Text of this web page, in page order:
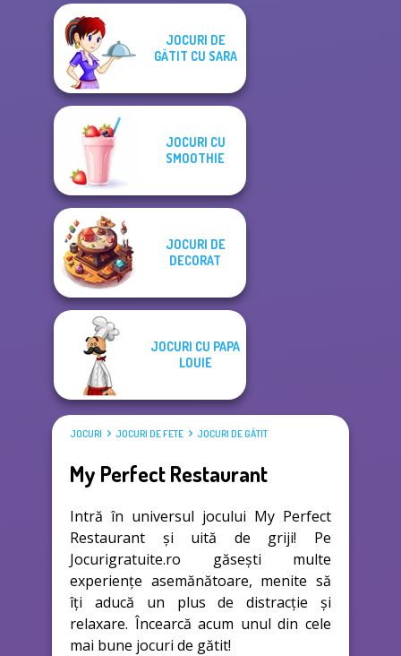
JOCURI DE
GĂTIT CU SARA
JOCURI CU
SMOOTHIE
JOCURI DE
DECORAT
JOCURI CU PAPA
LOUIE
JOCURI JOCURI DE FETE JOCURI DE GĂTIT
My Perfect Restaurant
Intră în universul jocului My Perfect
Restaurant și uită de griji! Pe
Jocurigratuite.ro găsești multe
experiențe asemănătoare, menite să
îți aducă un plus de distracție și
relaxare. Încearcă acum unul din cele
mai bune jocuri de gătit!